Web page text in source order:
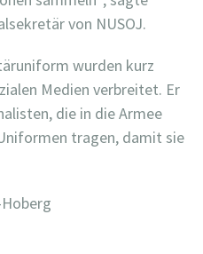
von NUSOJ.
wurden kurz
Medien verbreitet. Er
die in die Armee
tragen, damit sie